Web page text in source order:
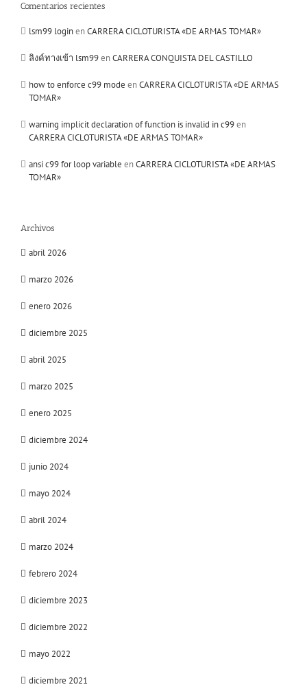
Comentarios recientes
lsm99 loginenCARRERA CICLOTURISTA «DE ARMAS TOMAR»
ลิงค์ทางเข้า lsm99enCARRERA CONQUISTA DEL CASTILLO
how to enforce c99 mode enCARRERA CICLOTURISTA «DE ARMAS
TOMAR»
warning implicit declaration of function is invalid in c99en
CARRERA CICLOTURISTA «DE ARMAS TOMAR»
ansi c99 for loop variable enCARRERA CICLOTURISTA «DE ARMAS
TOMAR»
Archivos
abril 2026
marzo 2026
enero 2026
diciembre 2025
abril 2025
marzo 2025
enero 2025
diciembre 2024
junio 2024
mayo 2024
abril 2024
marzo 2024
febrero 2024
diciembre 2023
diciembre 2022
mayo 2022
diciembre 2021